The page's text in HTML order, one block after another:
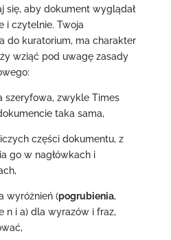
się, aby dokument wyglądał
i czytelnie. Twoja
do kuratorium, ma charakter
wziąć pod uwagę zasady
szeryfowa, zwykle Times
taka sama,
części dokumentu, z
go w nagłówkach i
wyróżnień (pogrubienia,
n i a) dla wyrazów i fraz,